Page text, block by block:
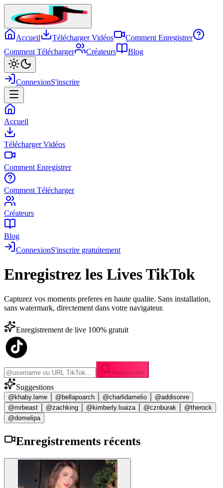
Accueil Télécharger Vidéos
Comment Enregistrer
Comment Télécharger
Créateurs Blog
ConnexionS'inscrire
Accueil
Télécharger Vidéos
Comment Enregistrer
Comment Télécharger
Créateurs
Blog
ConnexionS'inscrire gratuitement
Enregistrez les Lives TikTok
Capturez vos moments preferes en haute qualite. Sans installation,
sans watermark, directement dans votre navigateur.
Enregistrement de live 100% gratuit
Rechercher
Suggestions
@khaby.lame @bellapoarch @charlidamelio
@addisonre
@mrbeast
@zachking @kimberly.loaiza @cznburak
@therock
@domelipa
Enregistrements récents